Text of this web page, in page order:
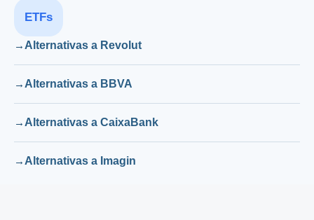
ETFs
Alternativas a Revolut
Alternativas a BBVA
Alternativas a CaixaBank
Alternativas a Imagin